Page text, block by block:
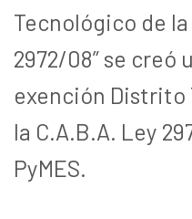
Tecnológico de la
2972/08” se creó
exención Distrito
la C.A.B.A. Ley
PyMES.